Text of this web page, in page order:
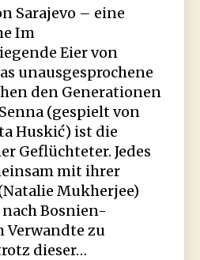
Sarajevo – eine
Im
Eier von
unausgesprochene
den Generationen
(gespielt von
Huskić) ist die
Geflüchteter. Jedes
mit ihrer
Mukherjee)
Bosnien-
Verwandte zu
dieser…